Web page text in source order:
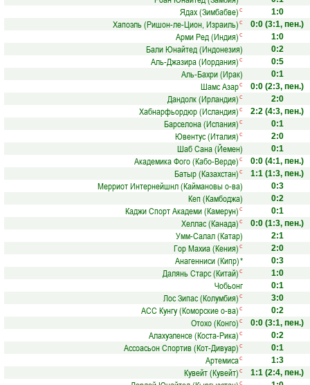
Ядах (Зимбабве) с 1:0
Хапоэль (Ришон-ле-Цион, Израиль) с 0:0 (3:1, пен.)
Арми Ред (Индия) с 1:0
Бали Юнайтед (Индонезия) 0:2
Аль-Джазира (Иордания) с 0:5
Аль-Бахри (Ирак) 0:1
Шамс Азарс 0:0 (2:3, пен.)
Дандолк (Ирландия) с 2:0
Хабнарфьордюр (Исландия) с 2:2 (4:3, пен.)
Барселона (Испания) с 0:1
Ювентус (Италия) с 2:0
Шаб Сана (Йемен) 0:1
Академика Фого (Кабо-Верде) с 0:0 (4:1, пен.)
Батыр (Казахстан) с 1:1 (1:3, пен.)
Мерриот Интернейшнл (Каймановы о-ва) 0:3
Кеп (Камбоджа) 0:2
Каджи Спорт Академи (Камерун) с 0:1
Хеллас (Канада) с 0:0 (1:3, пен.)
Умм-Салал (Катар) 2:1
Гор Махиа (Кения) с 2:0
Анагенниси (Кипр)* 0:3
Далянь Старс (Китай) с 1:0
Чобьонг 0:1
Лос Зипас (Колумбия) с 3:0
АCС Кунгу (Коморские о-ва) с 0:2
Отохо (Конго) с 0:0 (3:1, пен.)
Алахуэленсе (Коста-Рика) с 0:2
Ассоасьон Спортив (Кот-Дивуар) с 0:1
Артемисас 1:3
Кувейт (Кувейт) с 1:1 (2:4, пен.)
с